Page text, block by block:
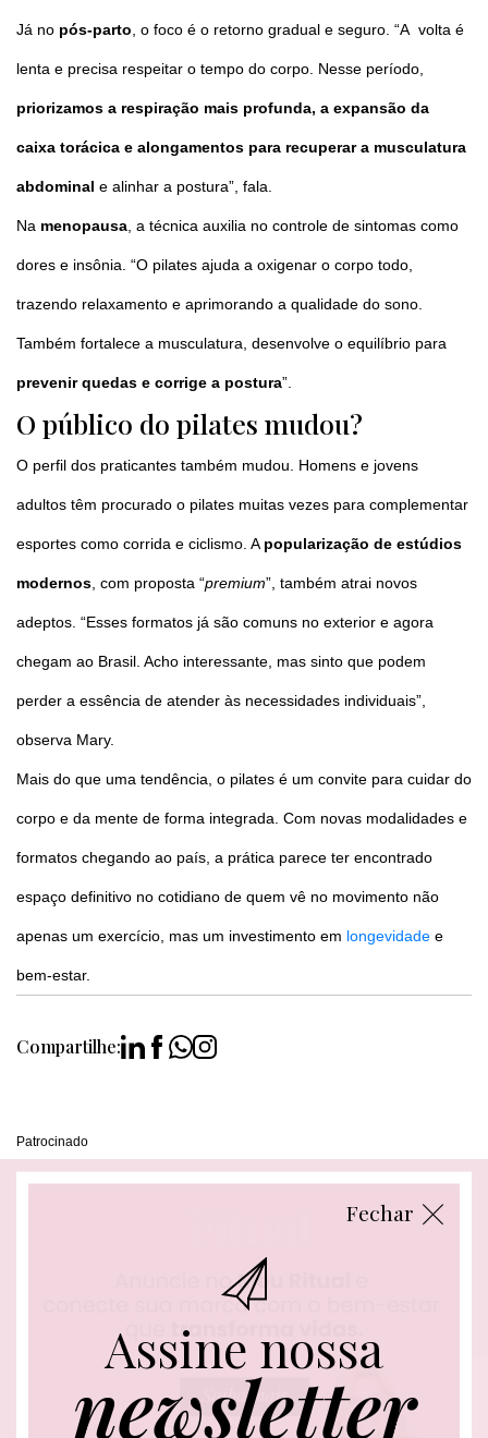
Já no pós-parto , o foco é o retorno gradual e seguro. “A volta é
lenta e precisa respeitar o tempo do corpo. Nesse período,
priorizamos a respiração mais profunda, a expansão da
caixa torácica e alongamentos para recuperar a musculatura
abdominal e alinhar a postura”, fala.
Na menopausa , a técnica auxilia no controle de sintomas como
dores e insônia. “O pilates ajuda a oxigenar o corpo todo,
trazendo relaxamento e aprimorando a qualidade do sono.
Também fortalece a musculatura, desenvolve o equilíbrio para
prevenir quedas e corrige a postura”.
O público do pilates mudou?
O perfil dos praticantes também mudou. Homens e jovens
adultos têm procurado o pilates muitas vezes para complementar
esportes como corrida e ciclismo. A popularização de estúdios
modernos , com proposta “premium”, também atrai novos
adeptos. “Esses formatos já são comuns no exterior e agora
chegam ao Brasil. Acho interessante, mas sinto que podem
perder a essência de atender às necessidades individuais”,
observa Mary.
Mais do que uma tendência, o pilates é um convite para cuidar do
corpo e da mente de forma integrada. Com novas modalidades e
formatos chegando ao país, a prática parece ter encontrado
espaço definitivo no cotidiano de quem vê no movimento não
apenas um exercício, mas um investimento em longevidade e
bem-estar.
Compartilhe:
Patrocinado
Fechar
Assine nossa
newsletter